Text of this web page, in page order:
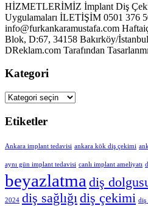
HİZMETLERİMİZ İmplant Diş
Uygulamaları İLETİŞİM 0501 376
info@furkankaramustafa.com
Blok, D:67, 34158 Bakırköy/
DReklam.com Tarafından
Kategori
Etiketler
Ankara implant tedavisi ankara kök diş çekimi
aynı gün implant tedavisi canlı implant ameliyatı
beyazlatma diş
2024 diş sağlığı diş çekimi diş